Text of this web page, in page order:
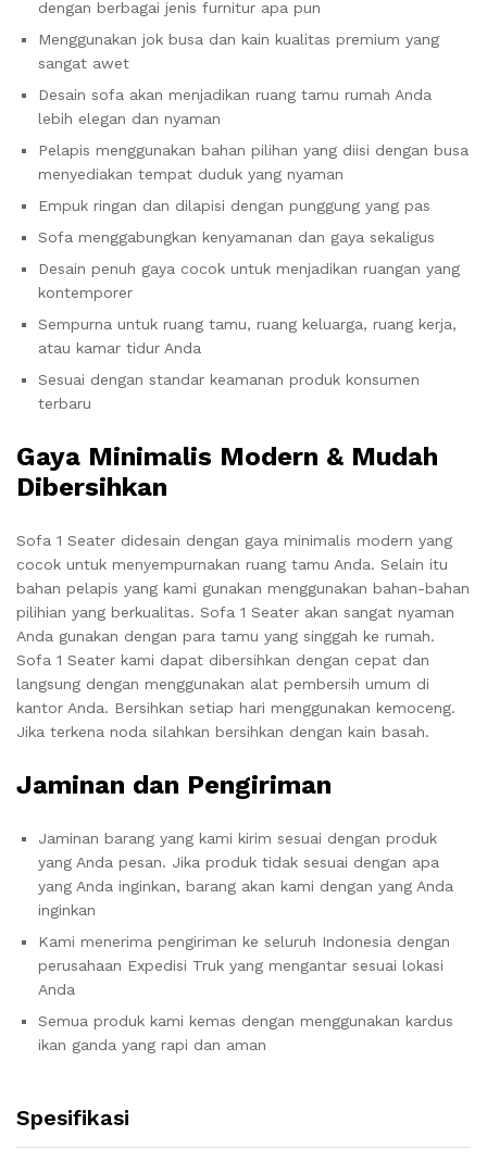
dengan berbagai jenis furnitur apa pun
Menggunakan jok busa dan kain kualitas premium yang
sangat awet
Desain sofa akan menjadikan ruang tamu rumah Anda
lebih elegan dan nyaman
Pelapis menggunakan bahan pilihan yang diisi dengan busa
menyediakan tempat duduk yang nyaman
Empuk ringan dan dilapisi dengan punggung yang pas
Sofa menggabungkan kenyamanan dan gaya sekaligus
Desain penuh gaya cocok untuk menjadikan ruangan yang
kontemporer
Sempurna untuk ruang tamu, ruang keluarga, ruang kerja,
atau kamar tidur Anda
Sesuai dengan standar keamanan produk konsumen
terbaru
Gaya Minimalis Modern & Mudah
Dibersihkan
Sofa 1 Seater didesain dengan gaya minimalis modern yang
cocok untuk menyempurnakan ruang tamu Anda. Selain itu
bahan pelapis yang kami gunakan menggunakan bahan-bahan
pilihian yang berkualitas. Sofa 1 Seater akan sangat nyaman
Anda gunakan dengan para tamu yang singgah ke rumah.
Sofa 1 Seater kami dapat dibersihkan dengan cepat dan
langsung dengan menggunakan alat pembersih umum di
kantor Anda. Bersihkan setiap hari menggunakan kemoceng.
Jika terkena noda silahkan bersihkan dengan kain basah.
Jaminan dan Pengiriman
Jaminan barang yang kami kirim sesuai dengan produk
yang Anda pesan. Jika produk tidak sesuai dengan apa
yang Anda inginkan, barang akan kami dengan yang Anda
inginkan
Kami menerima pengiriman ke seluruh Indonesia dengan
perusahaan Expedisi Truk yang mengantar sesuai lokasi
Anda
Semua produk kami kemas dengan menggunakan kardus
ikan ganda yang rapi dan aman
Spesifikasi